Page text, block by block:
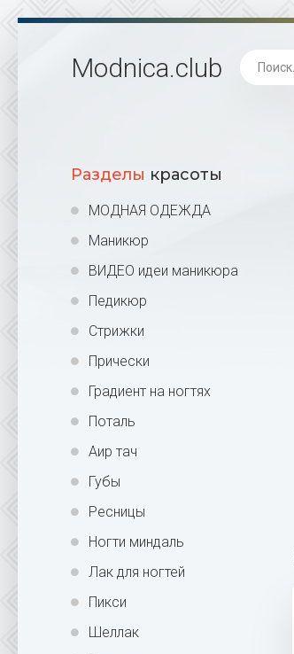
Modnica.club
Разделы красоты
МОДНАЯ ОДЕЖДА
Маникюр
ВИДЕО идеи маникюра
Педикюр
Стрижки
Прически
Градиент на ногтях
Поталь
Аир тач
Губы
Ресницы
Ногти миндаль
Лак для ногтей
Пикси
Шеллак